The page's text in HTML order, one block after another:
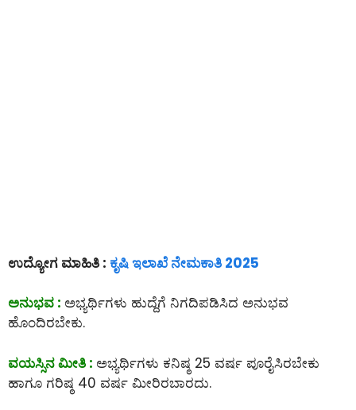
ಉದ್ಯೋಗ ಮಾಹಿತಿ : ಕೃಷಿ ಇಲಾಖೆ ನೇಮಕಾತಿ 2025
ಅನುಭವ : ಅಭ್ಯರ್ಥಿಗಳು ಹುದ್ದೆಗೆ ನಿಗದಿಪಡಿಸಿದ ಅನುಭವ
ಹೊಂದಿರಬೇಕು.
ವಯಸ್ಸಿನ ಮೀತಿ : ಅಭ್ಯರ್ಥಿಗಳು ಕನಿಷ್ಠ 25 ವರ್ಷ ಪೂರೈಸಿರಬೇಕು
ಹಾಗೂ ಗರಿಷ್ಠ 40 ವರ್ಷ ಮೀರಿರಬಾರದು.